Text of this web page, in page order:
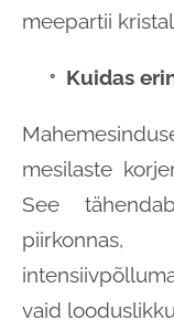
meepartii
Kuidas
mesilaste
See
vaid